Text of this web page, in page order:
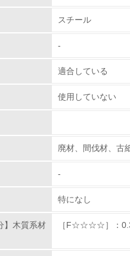
制と成果を定期的に検証して次
針に基づいて自分の業務の中で
る規格やプログラムを導入して
使用について
スチール
-
適合している
使用していない
廃材、間伐材、古
-
特になし
】木質系材
［F☆☆☆☆］：